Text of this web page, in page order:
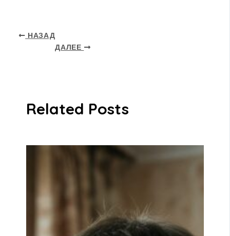
НАЗАД
ДАЛЕЕ
Related Posts